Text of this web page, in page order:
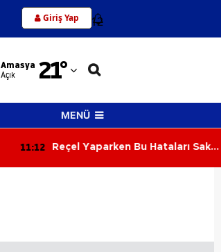
Giriş Yap 12
Amasya
Açık 21°
Adana
Adıyaman
Ağrı
Amasya
Artvin
MENÜ
11:12
Reçel Yaparken Bu Hataları Sakın